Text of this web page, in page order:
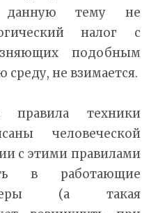
данную тему не
налог с
подобным
не взимается.
правила техники
человеческой
с этими правилами
в работающие
(а такая